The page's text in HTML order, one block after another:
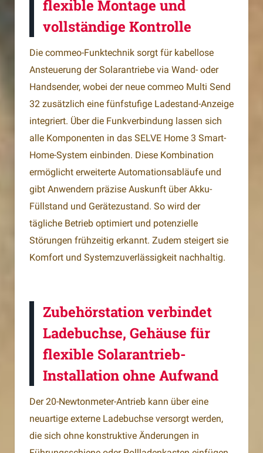
flexible Montage und
vollständige Kontrolle
Die commeo-Funktechnik sorgt für kabellose
Ansteuerung der Solarantriebe via Wand- oder
Handsender, wobei der neue commeo Multi Send
32 zusätzlich eine fünfstufige Ladestand-Anzeige
integriert. Über die Funkverbindung lassen sich
alle Komponenten in das SELVE Home 3 Smart-
Home-System einbinden. Diese Kombination
ermöglicht erweiterte Automationsabläufe und
gibt Anwendern präzise Auskunft über Akku-
Füllstand und Gerätezustand. So wird der
tägliche Betrieb optimiert und potenzielle
Störungen frühzeitig erkannt. Zudem steigert sie
Komfort und Systemzuverlässigkeit nachhaltig.
Zubehörstation verbindet
Ladebuchse, Gehäuse für
flexible Solarantrieb-
Installation ohne Aufwand
Der 20-Newtonmeter-Antrieb kann über eine
neuartige externe Ladebuchse versorgt werden,
die sich ohne konstruktive Änderungen in